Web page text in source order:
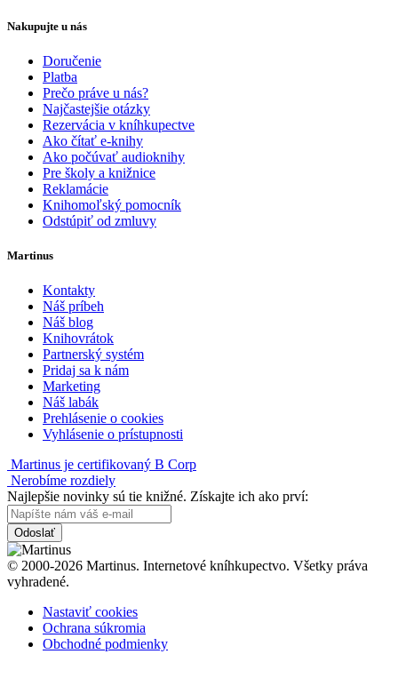
Nakupujte u nás
Doručenie
Platba
Prečo práve u nás?
Najčastejšie otázky
Rezervácia v kníhkupectve
Ako čítať e-knihy
Ako počúvať audioknihy
Pre školy a knižnice
Reklamácie
Knihomoľský pomocník
Odstúpiť od zmluvy
Martinus
Kontakty
Náš príbeh
Náš blog
Knihovrátok
Partnerský systém
Pridaj sa k nám
Marketing
Náš labák
Prehlásenie o cookies
Vyhlásenie o prístupnosti
Martinus je certifikovaný B Corp
Nerobíme rozdiely
Najlepšie novinky sú tie knižné. Získajte ich ako prví:
Odoslať
© 2000-2026 Martinus. Internetové kníhkupectvo. Všetky práva
vyhradené.
Nastaviť cookies
Ochrana súkromia
Obchodné podmienky